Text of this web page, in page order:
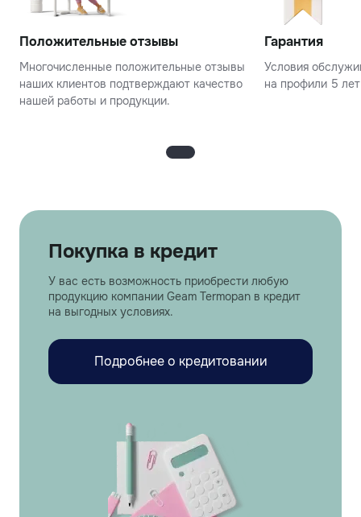
Положительные отзывы
Многочисленные положительные отзывы
наших клиентов подтверждают качество
нашей работы и продукции.
Гарантия
Условия
на профили 5
Покупка в кредит
У вас есть возможность приобрести любую
продукцию компании Geam Termopan в кредит
на выгодных условиях.
Подробнее о кредитовании